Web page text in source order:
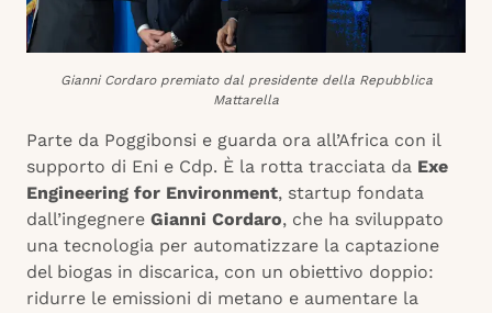
Gianni Cordaro premiato dal presidente della Repubblica
Mattarella
Parte da Poggibonsi e guarda ora all’Africa con il
supporto di Eni e Cdp. È la rotta tracciata da Exe
Engineering for Environment, startup fondata
dall’ingegnere Gianni Cordaro, che ha sviluppato
una tecnologia per automatizzare la captazione
del biogas in discarica, con un obiettivo doppio:
ridurre le emissioni di metano e aumentare la